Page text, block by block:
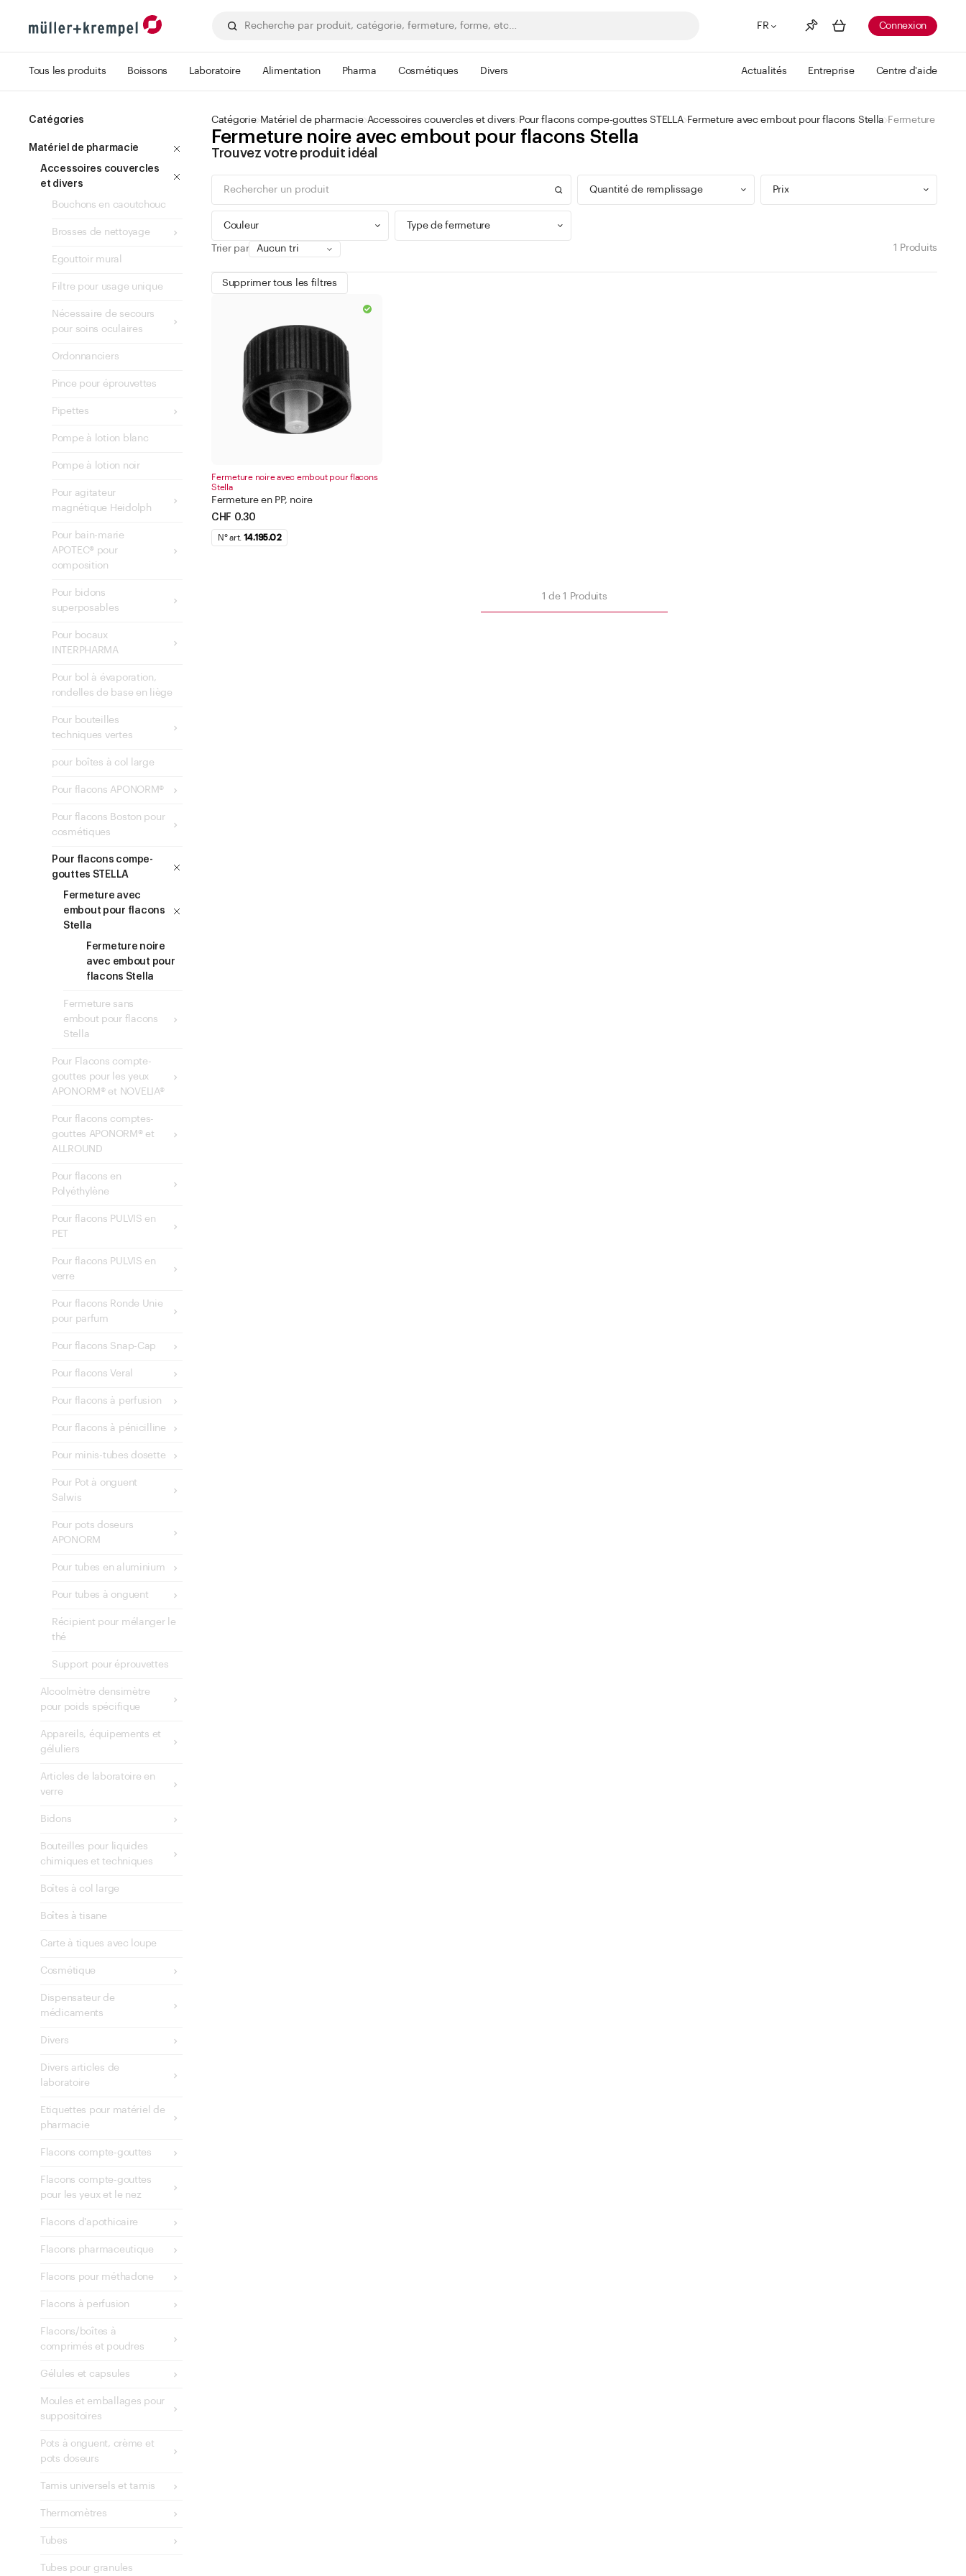
FR
Liste de souhaits Voir plus
Connexion
Tous les produits Boissons Laboratoire Alimentation Pharma Cosmétiques Divers Actualités Entreprise Centre d'aide
Catégories
Matériel de pharmacie
Accessoires couvercles
et divers
Bouchons en caoutchouc
Brosses de nettoyage
Egouttoir mural
Filtre pour usage unique
Nécessaire de secours
pour soins oculaires
Ordonnanciers
Pince pour éprouvettes
Pipettes
Pompe à lotion blanc
Pompe à lotion noir
Pour agitateur
magnétique Heidolph
Pour bain-marie
APOTEC® pour
composition
Pour bidons
superposables
Pour bocaux
INTERPHARMA
Pour bol à évaporation,
rondelles de base en liège
Pour bouteilles
techniques vertes
pour boîtes à col large
Pour flacons APONORM®
Pour flacons Boston pour
cosmétiques
Pour flacons compe-
gouttes STELLA
Fermeture avec
embout pour flacons
Stella
Fermeture noire
avec embout pour
flacons Stella
Fermeture sans
embout pour flacons
Stella
Pour Flacons compte-
gouttes pour les yeux
APONORM® et NOVELIA®
Pour flacons comptes-
gouttes APONORM® et
ALLROUND
Pour flacons en
Polyéthylène
Pour flacons PULVIS en
PET
Pour flacons PULVIS en
verre
Pour flacons Ronde Unie
pour parfum
Pour flacons Snap-Cap
Pour flacons Veral
Pour flacons à perfusion
Pour flacons à pénicilline
Pour minis-tubes dosette
Pour Pot à onguent
Salwis
Pour pots doseurs
APONORM
Pour tubes en aluminium
Pour tubes à onguent
Récipient pour mélanger le
thé
Support pour éprouvettes
Alcoolmètre densimètre
pour poids spécifique
Appareils, équipements et
géluliers
Articles de laboratoire en
verre
Bidons
Bouteilles pour liquides
chimiques et techniques
Boîtes à col large
Boîtes à tisane
Carte à tiques avec loupe
Cosmétique
Dispensateur de
médicaments
Divers
Divers articles de
laboratoire
Etiquettes pour matériel de
pharmacie
Flacons compte-gouttes
Flacons compte-gouttes
pour les yeux et le nez
Flacons d'apothicaire
Flacons pharmaceutique
Flacons pour méthadone
Flacons à perfusion
Flacons/boîtes à
comprimés et poudres
Gélules et capsules
Moules et emballages pour
suppositoires
Pots à onguent, crème et
pots doseurs
Tamis universels et tamis
Thermomètres
Tubes
Tubes pour granules
Catégorie Matériel de pharmacie Accessoires couvercles et divers Pour flacons compe-gouttes STELLA Fermeture avec embout pour flacons Stella Fermeture noire
Fermeture noire avec embout pour flacons Stella
Trouvez votre produit idéal
Quantité de remplissage
0 - 99 ml
Prix
Couleur
bleu
argent
brun
noir
cuivre
orange
Appliquer le filtre
Type de fermeture
Trier par 1 Produits
Supprimer tous les filtres
Fermeture noire avec embout pour flacons
Stella
Fermeture en PP, noire
CHF 0.30
N° art. 14.195.02
1de1 Produits